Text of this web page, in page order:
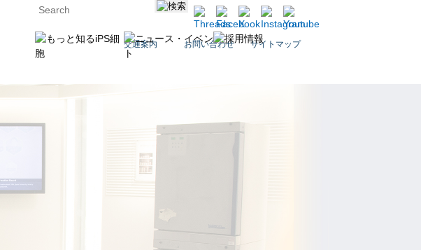
交通案内 お問い合わせ サイトマップ